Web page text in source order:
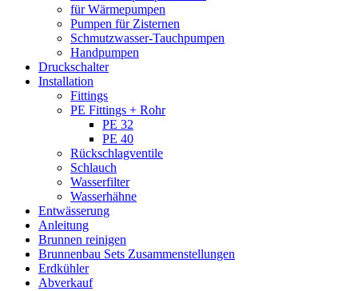
für Wärmepumpen
Pumpen für Zisternen
Schmutzwasser-Tauchpumpen
Handpumpen
Druckschalter
Installation
Fittings
PE Fittings + Rohr
PE 32
PE 40
Rückschlagventile
Schlauch
Wasserfilter
Wasserhähne
Entwässerung
Anleitung
Brunnen reinigen
Brunnenbau Sets Zusammenstellungen
Erdkühler
Abverkauf